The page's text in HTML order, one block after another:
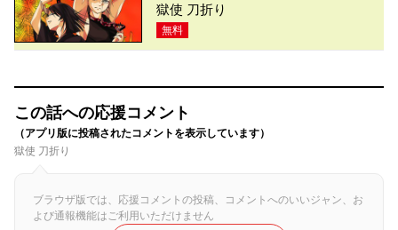
獄使 刀折り
無料
この話への応援コメント
（アプリ版に投稿されたコメントを表示しています）
獄使 刀折り
ブラウザ版では、応援コメントの投稿、コメントへのいいジャン、お
よび通報機能はご利用いただけません